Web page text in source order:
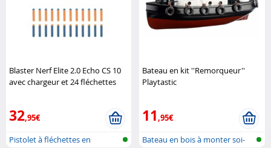
Blaster Nerf Elite 2.0 Echo CS 10
avec chargeur et 24 fléchettes
32,95€
Pistolet à fléchettes en
Bateau en kit ''Remorqueur''
Playtastic
11,95€
Bateau en bois à monter soi-